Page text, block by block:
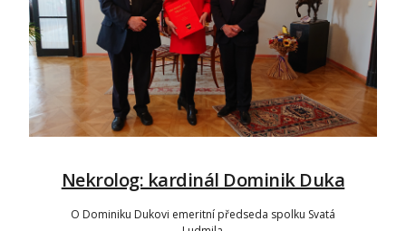
Nekrolog: kardinál Dominik Duka
O Dominiku Dukovi emeritní předseda spolku Svatá